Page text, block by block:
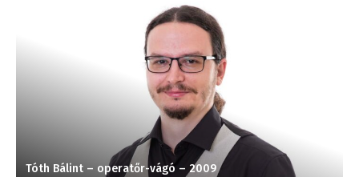
Tóth Bálint – operatőr-vágó – 2009